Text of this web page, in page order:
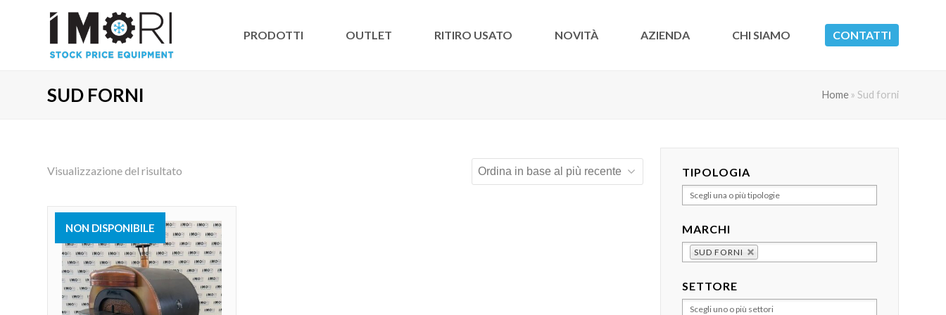
PRODOTTI OUTLET RITIRO USATO NOVITÀ AZIENDA CHI SIAMO CONTATTI
SUD FORNI Home» Sud forni
Visualizzazione del risultato
VENDUTO
NON DISPONIBILE
TIPOLOGIA
MARCHI
SUD FORNI
SETTORE